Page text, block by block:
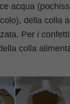
acqua
della colla
Per i
colla